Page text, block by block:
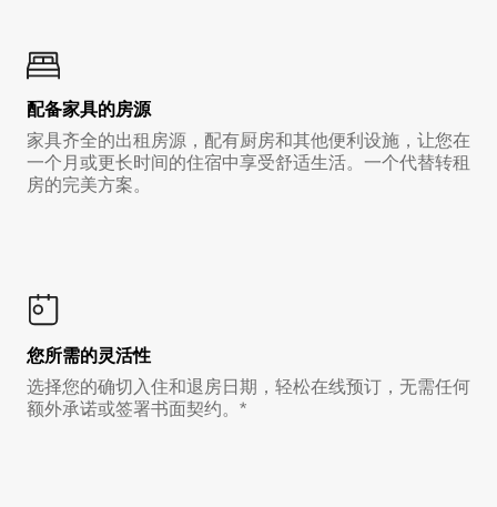
配备家具的房源
家具齐全的出租房源，配有厨房和其他便利设施，让您在
一个月或更长时间的住宿中享受舒适生活。一个代替转租
房的完美方案。
您所需的灵活性
选择您的确切入住和退房日期，轻松在线预订，无需任何
额外承诺或签署书面契约。*